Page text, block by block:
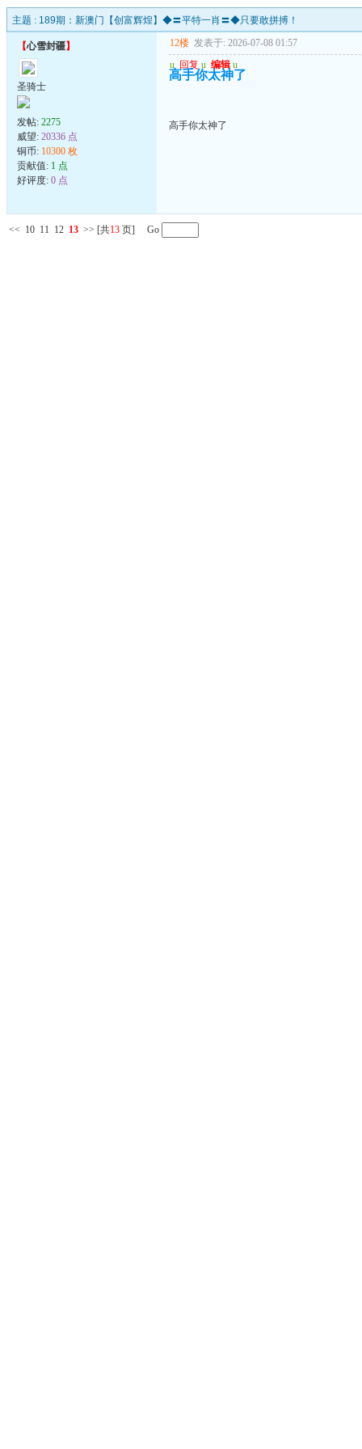
主题 : 189期：新澳门【创富辉煌】◆〓平特一肖〓◆只要敢拼搏！
【心雪封疆】
圣骑士
发帖: 2275
威望: 20336 点
铜币: 10300 枚
贡献值: 1 点
好评度: 0 点
12楼 发表于: 2026-07-08 01:57
u 回复 u 编辑 u
高手你太神了
高手你太神了
<< 10 11 12 13 >> [共13 页] Go